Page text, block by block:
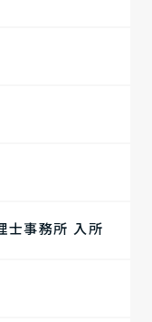
士事務所 入所